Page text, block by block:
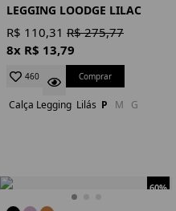
LEGGING LOODGE LILAC
R$ 110,31 R$ 275,77
8x R$ 13,79
460 Comprar
Calça Legging Lilás P M G
60%